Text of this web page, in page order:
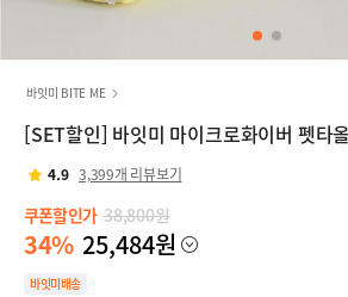
바잇미 BITE ME
[SET할인] 바잇미 마이크로화이버 펫타
4.9 3,399개 리뷰보기
쿠폰할인가 38,800원
34% 25,484원
바잇미배송